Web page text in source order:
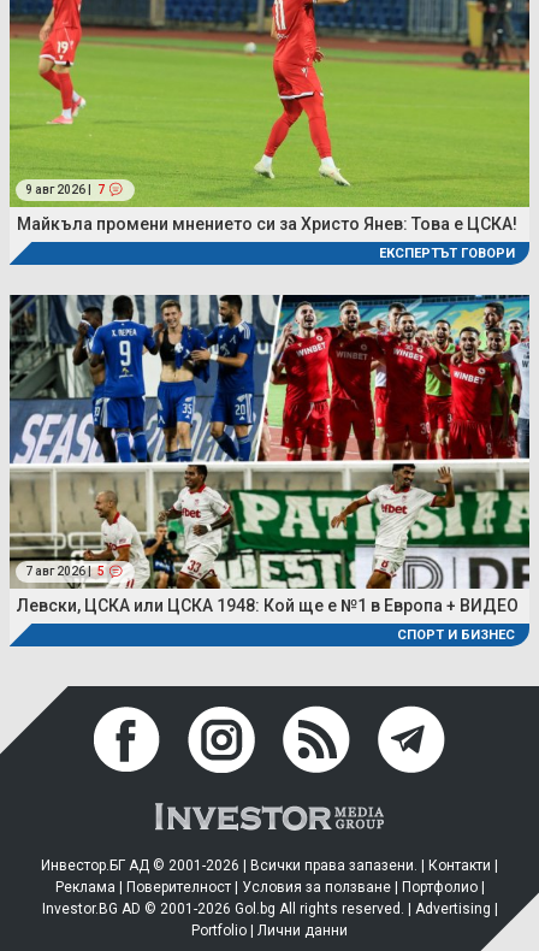
9 авг 2026 | 7
Майкъла промени мнението си за Христо Янев: Това е ЦСКА!
ЕКСПЕРТЪТ ГОВОРИ
7 авг 2026 | 5
Левски, ЦСКА или ЦСКА 1948: Кой ще е №1 в Европа + ВИДЕО
СПОРТ И БИЗНЕС
Инвестор.БГ АД © 2001-2026 | Всички права запазени. | Контакти
Реклама
Поверителност| Условия за ползване| Портфолио|
Investor.BG AD © 2001-2026 Gol.bg All rights reserved. | Advertising
Portfolio
Лични данни